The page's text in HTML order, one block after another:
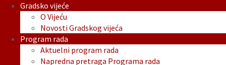
Gradsko vijeće
O Vijeću
Novosti Gradskog vijeća
Program rada
Aktuelni program rada
Napredna pretraga Programa rada